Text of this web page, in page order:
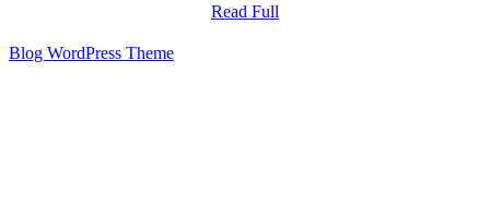
Read Full
Blog WordPress Theme